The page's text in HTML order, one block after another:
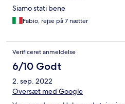
Siamo stati bene
Fabio, rejse på 7 nætter
Verificeret anmeldelse
6/10 Godt
2. sep. 2022
Oversæt med Google